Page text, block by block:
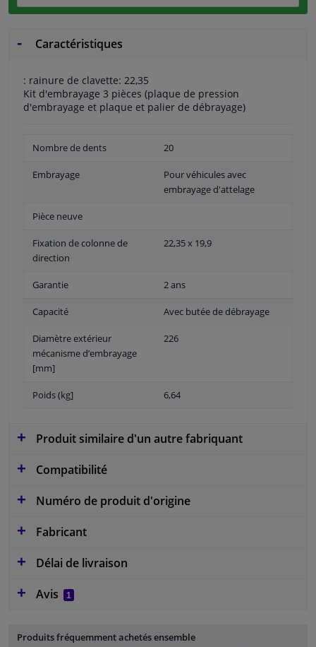
Caractéristiques
: rainure de clavette: 22,35
Kit d'embrayage 3 pièces (plaque de pression
d'embrayage et plaque et palier de débrayage)
Nombre de dents 20
Embrayage
Pour véhicules avec
embrayage d'attelage
Pièce neuve
Fixation de colonne de
direction
22,35 x 19,9
Garantie 2 ans
Capacité Avec butée de débrayage
Diamètre extérieur
mécanisme d’embrayage
[mm]
226
Poids (kg] 6,64
Produit similaire d'un autre fabriquant
Compatibilité
Numéro de produit d'origine
Fabricant
Délai de livraison
Avis
1
Produits fréquemment achetés ensemble